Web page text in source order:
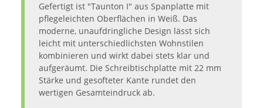
Gefertigt ist "Taunton I" aus Spanplatte mit
pflegeleichten Oberflächen in Weiß. Das
moderne, unaufdringliche Design lässt sich
leicht mit unterschiedlichsten Wohnstilen
kombinieren und wirkt dabei stets klar und
aufgeräumt. Die Schreibtischplatte mit 22 mm
Stärke und gesofteter Kante rundet den
wertigen Gesamteindruck ab.